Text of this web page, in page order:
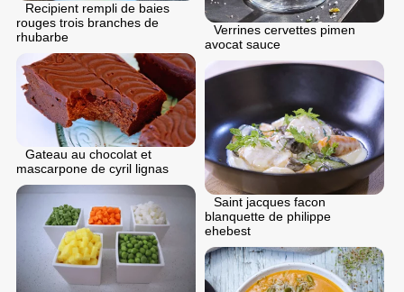
Recipient rempli de baies
rouges trois branches de
rhubarbe
Verrines cervettes pimen
avocat sauce
Gateau au chocolat et
mascarpone de cyril lignas
Saint jacques facon
blanquette de philippe
ehebest